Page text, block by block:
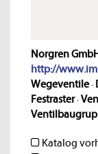
Norgren
http://
Wegeventile·
Festraster·
Katalog